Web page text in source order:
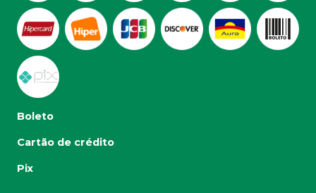
Boleto
Cartão de crédito
Pix